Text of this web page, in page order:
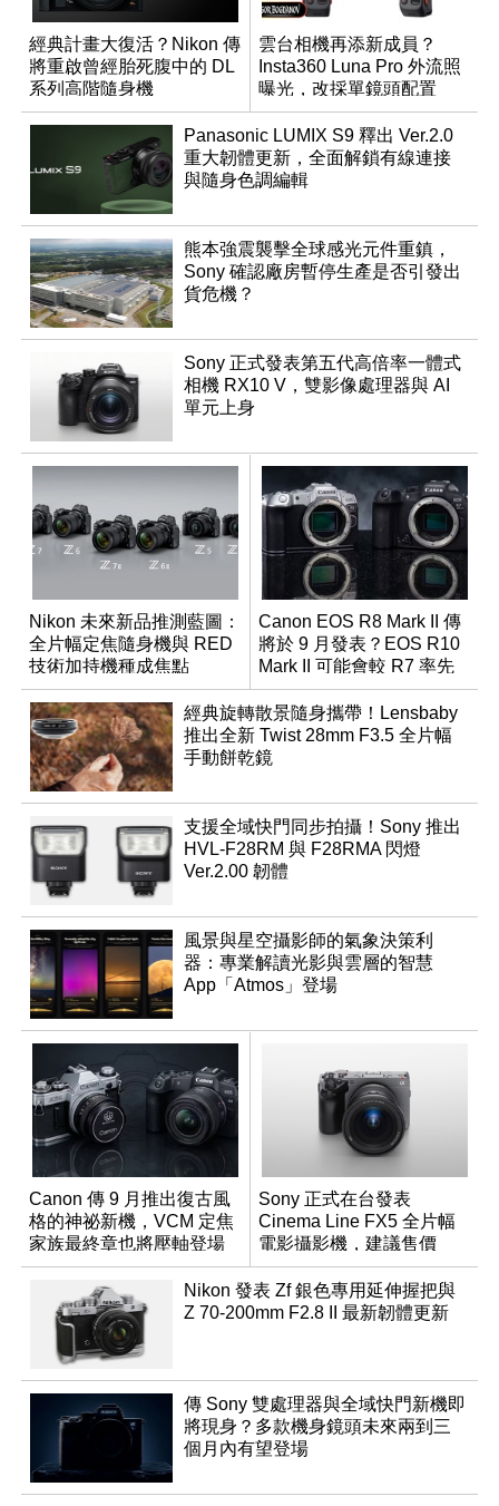
經典計畫大復活？Nikon 傳
將重啟曾經胎死腹中的 DL
系列高階隨身機
雲台相機再添新成員？
Insta360 Luna Pro 外流照
曝光，改採單鏡頭配置
Panasonic LUMIX S9 釋出 Ver.2.0
重大韌體更新，全面解鎖有線連接
與隨身色調編輯
熊本強震襲擊全球感光元件重鎮，
Sony 確認廠房暫停生產是否引發出
貨危機？
Sony 正式發表第五代高倍率一體式
相機 RX10 V，雙影像處理器與 AI
單元上身
Nikon 未來新品推測藍圖：
全片幅定焦隨身機與 RED
技術加持機種成焦點
Canon EOS R8 Mark II 傳
將於 9 月發表？EOS R10
Mark II 可能會較 R7 率先
推出
經典旋轉散景隨身攜帶！Lensbaby
推出全新 Twist 28mm F3.5 全片幅
手動餅乾鏡
支援全域快門同步拍攝！Sony 推出
HVL-F28RM 與 F28RMA 閃燈
Ver.2.00 韌體
風景與星空攝影師的氣象決策利
器：專業解讀光影與雲層的智慧
App「Atmos」登場
Canon 傳 9 月推出復古風
格的神祕新機，VCM 定焦
家族最終章也將壓軸登場
Sony 正式在台發表
Cinema Line FX5 全片幅
電影攝影機，建議售價
NT$144,980
Nikon 發表 Zf 銀色專用延伸握把與
Z 70-200mm F2.8 II 最新韌體更新
傳 Sony 雙處理器與全域快門新機即
將現身？多款機身鏡頭未來兩到三
個月內有望登場